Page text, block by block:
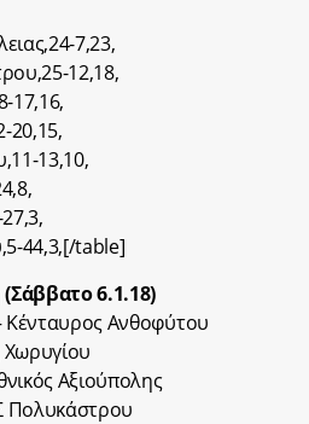
7,23,
12,18,
17,16,
20,15,
13,10,
44,3,[/table]
6.1.18)
Ανθοφύτου
Αξιούπολης
Πολυκάστρου